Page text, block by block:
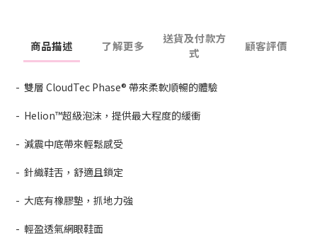
商品描述 了解更多
送貨及付款方
式
顧客評價
- 雙層 CloudTec Phase® 帶來柔軟順暢的體驗
- Helion™超級泡沫，提供最大程度的緩衝
- 減震中底帶來輕鬆感受
- 針織鞋舌，舒適且鎖定
- 大底有橡膠墊，抓地力強
- 輕盈透氣網眼鞋面